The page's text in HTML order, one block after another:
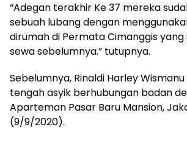
“Adegan terakhir Ke 37 mereka
sebuah lubang dengan
dirumah di Permata Cimanggis
sewa sebelumnya.” tutupnya.
Sebelumnya, Rinaldi Harley
tengah asyik berhubungan badan
Aparteman Pasar Baru Mansion,
(9/9/2020).